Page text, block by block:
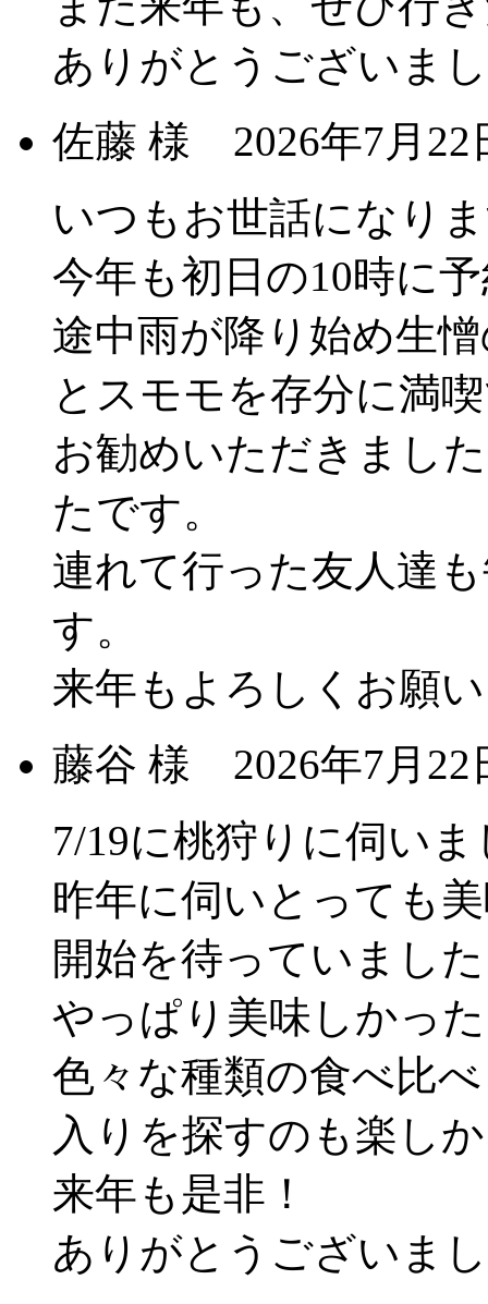
ありがとうございま
佐藤 様
2026年7月
いつもお世話になり
今年も初日の10時に
途中雨が降り始め生
とスモモを存分に満
お勧めいただきまし
たです。
連れて行った友人達
す。
来年もよろしくお願
藤谷 様
2026年7月
7/19に桃狩りに伺い
昨年に伺いとっても
開始を待っていまし
やっぱり美味しかっ
色々な種類の食べ比
入りを探すのも楽し
来年も是非！
ありがとうございま